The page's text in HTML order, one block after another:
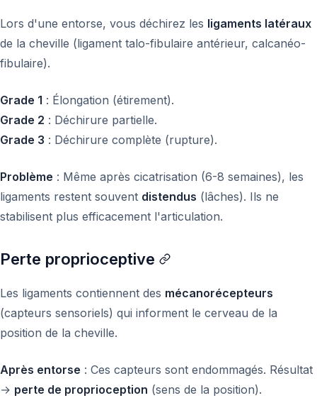
Lors d'une entorse, vous déchirez les ligaments latéraux
de la cheville (ligament talo-fibulaire antérieur, calcanéo-
fibulaire).
Grade 1 : Élongation (étirement).
Grade 2 : Déchirure partielle.
Grade 3 : Déchirure complète (rupture).
Problème : Même après cicatrisation (6-8 semaines), les
ligaments restent souvent distendus (lâches). Ils ne
stabilisent plus efficacement l'articulation.
Perte proprioceptive
Les ligaments contiennent des mécanorécepteurs
(capteurs sensoriels) qui informent le cerveau de la
position de la cheville.
Après entorse : Ces capteurs sont endommagés. Résultat
→ perte de proprioception (sens de la position).